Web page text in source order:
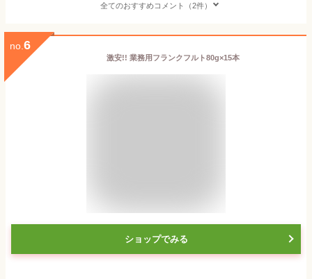
全てのおすすめコメント（2件）
no. 6
激安!! 業務用フランクフルト80g×15本
ショップでみる